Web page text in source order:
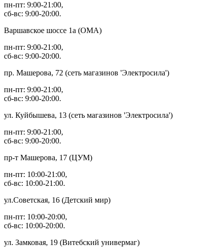
пн-пт: 9:00-21:00,
сб-вс: 9:00-20:00.
Варшавское шоссе 1а (ОМА)
пн-пт: 9:00-21:00,
сб-вс: 9:00-20:00.
пр. Машерова, 72 (сеть магазинов 'Электросила')
пн-пт: 9:00-21:00,
сб-вс: 9:00-20:00.
ул. Куйбышева, 13 (сеть магазинов 'Электросила')
пн-пт: 9:00-21:00,
сб-вс: 9:00-20:00.
пр-т Машерова, 17 (ЦУМ)
пн-пт: 10:00-21:00,
сб-вс: 10:00-21:00.
ул.Советская, 16 (Детский мир)
пн-пт: 10:00-20:00,
сб-вс: 10:00-20:00.
ул. Замковая, 19 (Витебский универмаг)